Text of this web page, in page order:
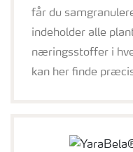
får du
indeholder alle
næringsstoffer i
kan her finde